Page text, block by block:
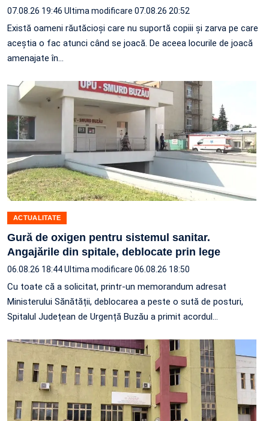
07.08.26 19:46 Ultima modificare 07.08.26 20:52
Există oameni răutăcioși care nu suportă copiii și zarva pe care
aceștia o fac atunci când se joacă. De aceea locurile de joacă
amenajate în…
ACTUALITATE
Gură de oxigen pentru sistemul sanitar.
Angajările din spitale, deblocate prin lege
06.08.26 18:44Ultima modificare 06.08.26 18:50
Cu toate că a solicitat, printr-un memorandum adresat
Ministerului Sănătății, deblocarea a peste o sută de posturi,
Spitalul Județean de Urgență Buzău a primit acordul…